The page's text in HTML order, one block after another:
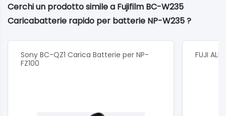
Cerchi un prodotto simile a Fujifilm BC-W235
Caricabatterie rapido per batterie NP-W235 ?
Sony BC-QZ1 Carica Batterie per NP-
FZ100
FUJI